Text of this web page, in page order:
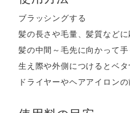
ブラッシングする
髪の長さや毛量、髪質など
髪の中間～毛先に向かって
生え際や外側につけるとベ
ドライヤーやヘアアイロン